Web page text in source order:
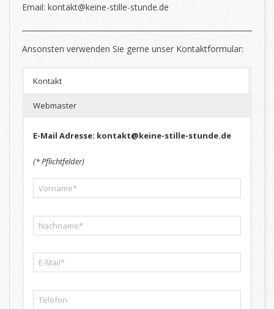
Email: kontakt@keine-stille-stunde.de
Ansonsten verwenden Sie gerne unser Kontaktformular:
Kontakt
Webmaster
E-Mail Adresse: kontakt@keine-stille-stunde.de
(* Pflichtfelder)